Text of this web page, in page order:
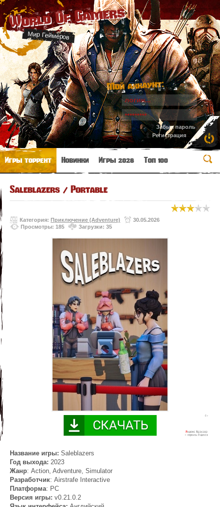
World Of Gamers
Мир Геймеров
Мой аккаунт:
Забыл пароль
Регистрация
Игры торрент Новинки Игры 2026 Топ 100
Saleblazers / Portable
Категория: Приключение (Adventure)
30.05.2026
Просмотры: 185
Загрузки: 35
Название игры: Saleblazers
Год выхода: 2023
Жанр: Action, Adventure, Simulator
Разработчик: Airstrafe Interactive
Платформа: PC
Версия игры: v0.21.0.2